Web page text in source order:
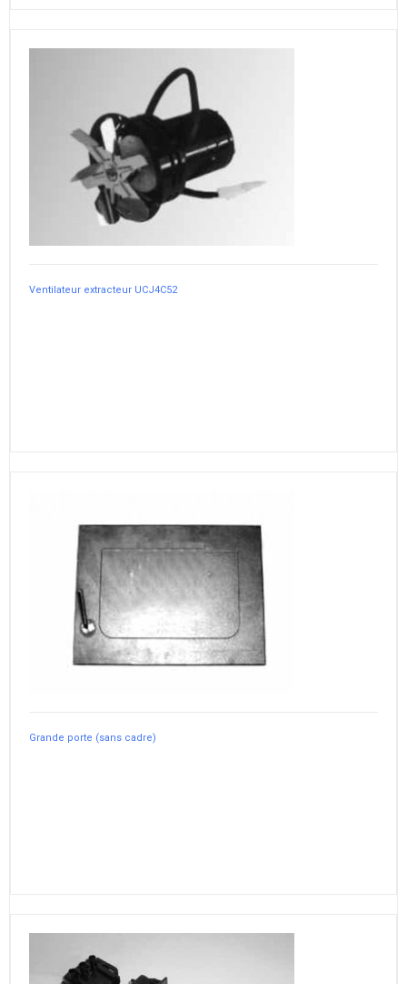
Ventilateur extracteur UCJ4C52
Grande porte (sans cadre)